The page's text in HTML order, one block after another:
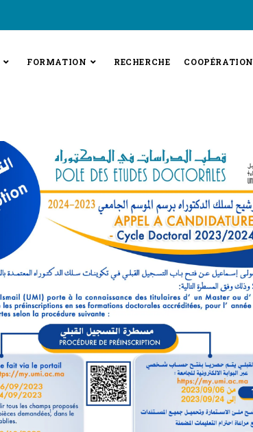
FORMATION RECHERCHE COOPÉRATION